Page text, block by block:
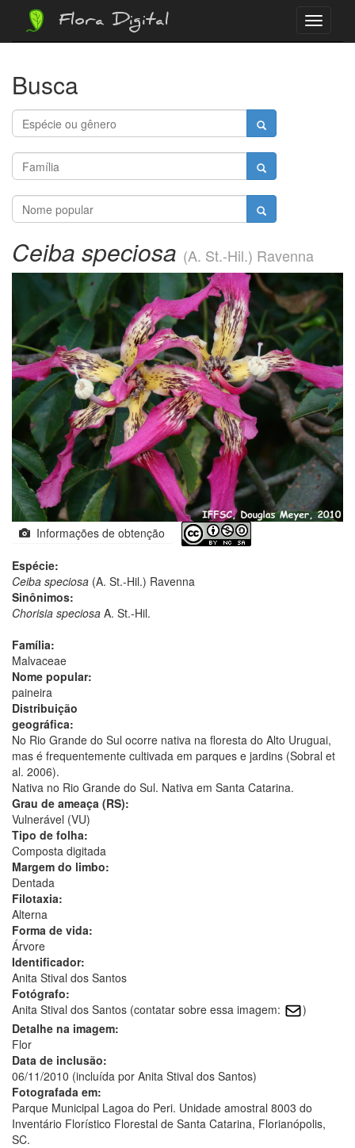
Menu
Flora Digital
Busca
Ceiba speciosa (A. St.-Hil.) Ravenna
Informações de obtenção
Espécie:
Ceiba speciosa (A. St.-Hil.) Ravenna
Sinônimos:
Chorisia speciosa A. St.-Hil.
Família:
Malvaceae
Nome popular:
paineira
Distribuição
geográfica:
No Rio Grande do Sul ocorre nativa na floresta do Alto Uruguai,
mas é frequentemente cultivada em parques e jardins (Sobral et
al. 2006).
Nativa no Rio Grande do Sul. Nativa em Santa Catarina.
Grau de ameaça (RS):
Vulnerável (VU)
Tipo de folha:
Composta digitada
Margem do limbo:
Dentada
Filotaxia:
Alterna
Forma de vida:
Árvore
Identificador:
Anita Stival dos Santos
Fotógrafo:
Anita Stival dos Santos (contatar sobre essa imagem:
)
Detalhe na imagem:
Flor
Data de inclusão:
06/11/2010 (incluída por Anita Stival dos Santos)
Fotografada em:
Parque Municipal Lagoa do Peri. Unidade amostral 8003 do
Inventário Florístico Florestal de Santa Catarina, Florianópolis,
SC.